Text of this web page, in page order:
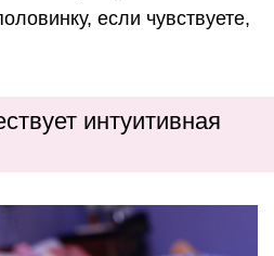
если чувствуете,
интуитивная